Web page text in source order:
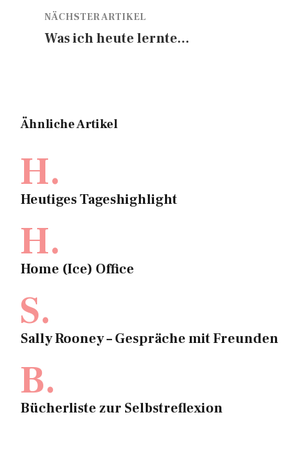
NÄCHSTER ARTIKEL
Was ich heute lernte…
Ähnliche Artikel
H.
Heutiges Tageshighlight
H.
Home (Ice) Office
S.
Sally Rooney – Gespräche mit Freunden
B.
Bücherliste zur Selbstreflexion